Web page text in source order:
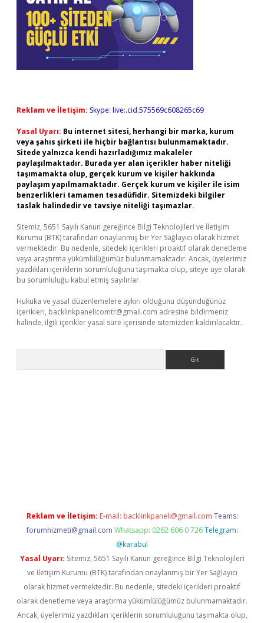
Reklam ve İletişim: Skype: live:.cid.575569c608265c69
Yasal Uyarı: Bu internet sitesi, herhangi bir marka, kurum
veya şahıs şirketi ile hiçbir bağlantısı bulunmamaktadır.
Sitede yalnızca kendi hazırladığımız makaleler
paylaşılmaktadır. Burada yer alan içerikler haber niteliği
taşımamakta olup, gerçek kurum ve kişiler hakkında
paylaşım yapılmamaktadır. Gerçek kurum ve kişiler ile isim
benzerlikleri tamamen tesadüfidir. Sitemizdeki bilgiler
taslak halindedir ve tavsiye niteliği taşımazlar.
Sitemiz, 5651 Sayılı Kanun gereğince Bilgi Teknolojileri ve İletişim
Kurumu (BTK) tarafından onaylanmış bir Yer Sağlayıcı olarak hizmet
vermektedir. Bu nedenle, sitedeki içerikleri proaktif olarak denetleme
veya araştırma yükümlülüğümüz bulunmamaktadır. Ancak, üyelerimiz
yazdıkları içeriklerin sorumluluğunu taşımakta olup, siteye üye olarak
bu sorumluluğu kabul etmiş sayılırlar.
Hukuka ve yasal düzenlemelere aykırı olduğunu düşündüğünüz
içerikleri, backlinkpanelicomtr@gmail.com adresine bildirmeniz
halinde, ilgili içerikler yasal süre içerisinde sitemizden kaldırılacaktır.
Reklam ve İletişim: E-mail: backlinkpaneli@gmail.com Teams:
forumhizmeti@gmail.com Whatsapp: 0262 606 0 726 Telegram:
@karabul
Yasal Uyarı: Sitemiz, 5651 Sayılı Kanun gereğince Bilgi Teknolojileri
ve İletişim Kurumu (BTK) tarafından onaylanmış bir Yer Sağlayıcı
olarak hizmet vermektedir. Bu nedenle, sitedeki içerikleri proaktif
olarak denetleme veya araştırma yükümlülüğümüz bulunmamaktadır.
Ancak, üyelerimiz yazdıkları içeriklerin sorumluluğunu taşımakta olup,